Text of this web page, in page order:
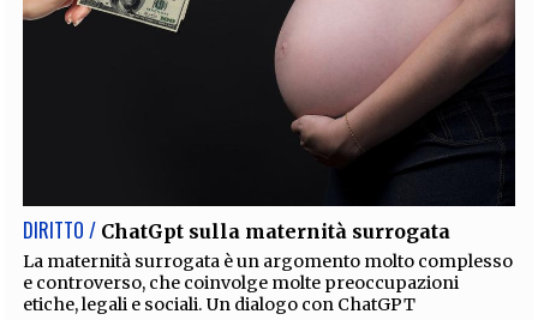
DIRITTO / ChatGpt sulla maternità surrogata
La maternità surrogata è un argomento molto complesso
e controverso, che coinvolge molte preoccupazioni
etiche, legali e sociali. Un dialogo con ChatGPT